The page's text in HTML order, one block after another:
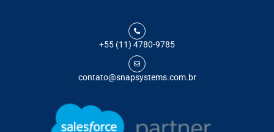
+55 (11) 4780-9785
contato@snapsystems.com.br